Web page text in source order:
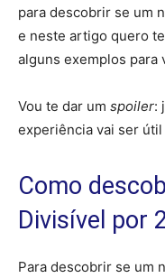
para descobrir se um
e neste artigo quero
alguns exemplos para
Vou te dar um spoiler:
experiência vai ser
Como
Divisível por
Para descobrir se um